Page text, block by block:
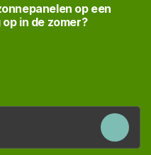
op een
in de zomer?